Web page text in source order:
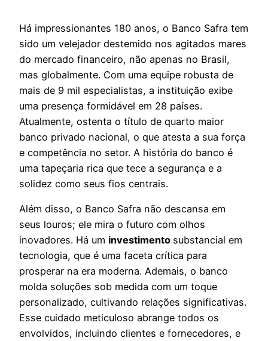
Há impressionantes 180 anos, o Banco Safra tem
sido um velejador destemido nos agitados mares
do mercado financeiro, não apenas no Brasil,
mas globalmente. Com uma equipe robusta de
mais de 9 mil especialistas, a instituição exibe
uma presença formidável em 28 países.
Atualmente, ostenta o título de quarto maior
banco privado nacional, o que atesta a sua força
e competência no setor. A história do banco é
uma tapeçaria rica que tece a segurança e a
solidez como seus fios centrais.
Além disso, o Banco Safra não descansa em
seus louros; ele mira o futuro com olhos
inovadores. Há um investimento substancial em
tecnologia, que é uma faceta crítica para
prosperar na era moderna. Ademais, o banco
molda soluções sob medida com um toque
personalizado, cultivando relações significativas.
Esse cuidado meticuloso abrange todos os
envolvidos, incluindo clientes e fornecedores, e